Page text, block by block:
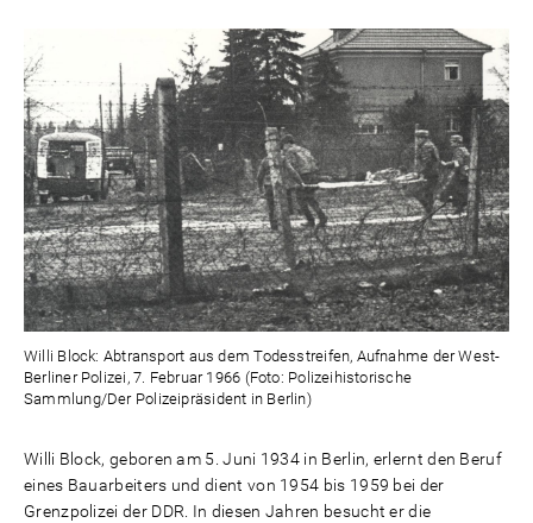
Willi Block: Abtransport aus dem Todesstreifen, Aufnahme der West-
Berliner Polizei, 7. Februar 1966 (Foto: Polizeihistorische
Sammlung/Der Polizeipräsident in Berlin)
Willi Block, geboren am 5. Juni 1934 in Berlin, erlernt den Beruf
eines Bauarbeiters und dient von 1954 bis 1959 bei der
Grenzpolizei der DDR. In diesen Jahren besucht er die